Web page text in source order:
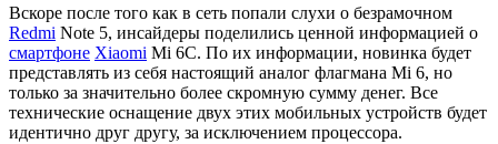
Вскоре после того как в сеть попали слухи о безрамочном
Redmi Note 5, инсайдеры поделились ценной информацией о
смартфоне Xiaomi Mi 6C. По их информации, новинка будет
представлять из себя настоящий аналог флагмана Mi 6, но
только за значительно более скромную сумму денег. Все
технические оснащение двух этих мобильных устройств будет
идентично друг другу, за исключением процессора.